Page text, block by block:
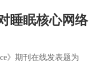
睡眠核心网络
》期刊在线发表题为